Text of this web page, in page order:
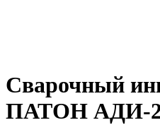
Сварочный
ПАТОН АДИ-